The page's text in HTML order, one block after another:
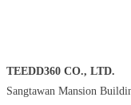
TEEDD360 CO., LTD.
Sangtawan Mansion